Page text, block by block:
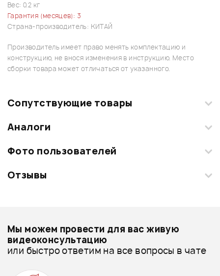
Вес: 0.2 кг
Гарантия (месяцев): 3
Страна-производитель: КИТАЙ
Производитель имеет право менять комплектацию и
конструкцию, не внося изменения в инструкцию. Место
сборки товара может отличаться от указанного.
Сопутствующие товары
ХИТ
Аналоги
Фото пользователей
Загрузите свои фотографии купленного товара и получите
Отзывы
Шнуры JACK-JACK - дешевле
Шнуры JACK-JACK - дороже
Мы можем провести для вас живую
видеоконсультацию
или быстро ответим на все вопросы в чате